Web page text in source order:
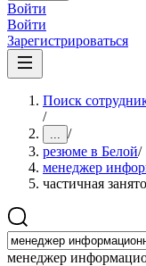
Войти
Войти
Зарегистрироваться
Поиск
/
... /
резюме в Белой/
менеджер
частичная
менеджер